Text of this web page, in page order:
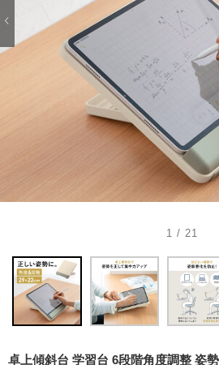
1 / 21
卓上傾斜台 学習台 6段階角度調整 姿